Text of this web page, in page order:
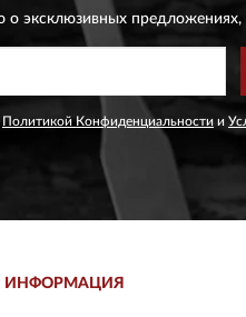
эксклюзивных предложениях,
Политикой Конфиденциальности и
ИНФОРМАЦИЯ